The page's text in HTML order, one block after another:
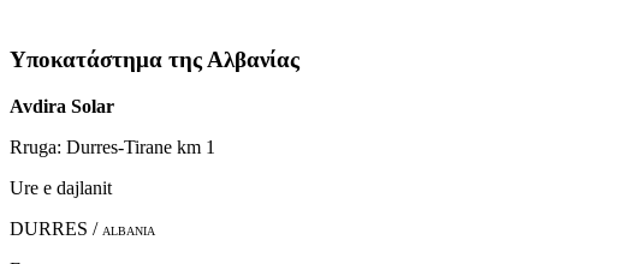
Υποκατάστημα της Αλβανίας
Avdira Solar
Rruga: Durres-Tirane km 1
Ure e dajlanit
DURRES / ALBANIA